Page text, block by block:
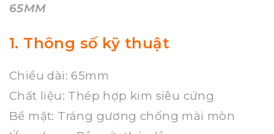
65MM
1. Thông số kỹ thuật
Chiều dài: 65mm
Chất liệu: Thép hợp kim siêu cứng
Bề mặt: Tráng gương chống mài mòn